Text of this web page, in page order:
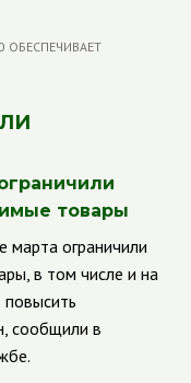
товары
марта ограничили
в том числе и на
повысить
сообщили в